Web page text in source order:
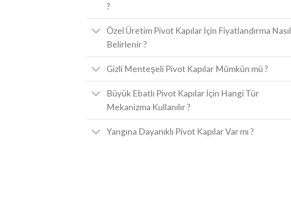
?
Özel Üretim Pivot Kapılar İçin Fiyatlandırma Nasıl
Belirlenir ?
Gizli Menteşeli Pivot Kapılar Mümkün mü ?
Büyük Ebatlı Pivot Kapılar İçin Hangi Tür
Mekanizma Kullanılır ?
Yangına Dayanıklı Pivot Kapılar Var mı ?